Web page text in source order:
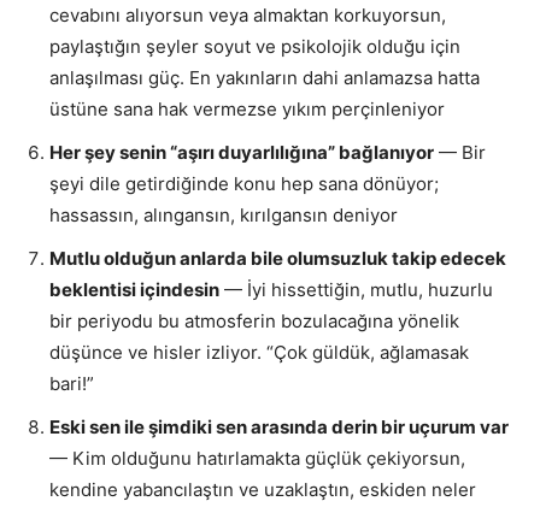
cevabını alıyorsun veya almaktan korkuyorsun,
paylaştığın şeyler soyut ve psikolojik olduğu için
anlaşılması güç. En yakınların dahi anlamazsa hatta
üstüne sana hak vermezse yıkım perçinleniyor
Her şey senin “aşırı duyarlılığına” bağlanıyor — Bir
şeyi dile getirdiğinde konu hep sana dönüyor;
hassassın, alıngansın, kırılgansın deniyor
Mutlu olduğun anlarda bile olumsuzluk takip edecek
beklentisi içindesin — İyi hissettiğin, mutlu, huzurlu
bir periyodu bu atmosferin bozulacağına yönelik
düşünce ve hisler izliyor. “Çok güldük, ağlamasak
bari!”
Eski sen ile şimdiki sen arasında derin bir uçurum var
— Kim olduğunu hatırlamakta güçlük çekiyorsun,
kendine yabancılaştın ve uzaklaştın, eskiden neler